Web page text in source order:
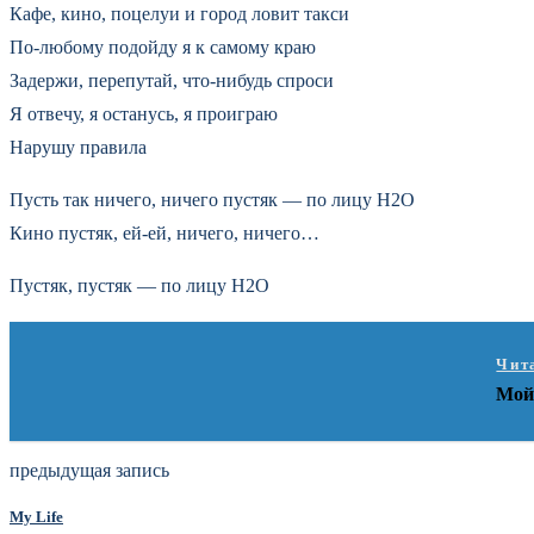
Кафе, кино, поцелуи и город ловит такси
По-любому подойду я к самому краю
Задержи, перепутай, что-нибудь спроси
Я отвечу, я останусь, я проиграю
Нарушу правила
Пусть так ничего, ничего пустяк — по лицу Н2О
Кино пустяк, ей-ей, ничего, ничего…
Пустяк, пустяк — по лицу Н2О
Мой
предыдущая запись
My Life